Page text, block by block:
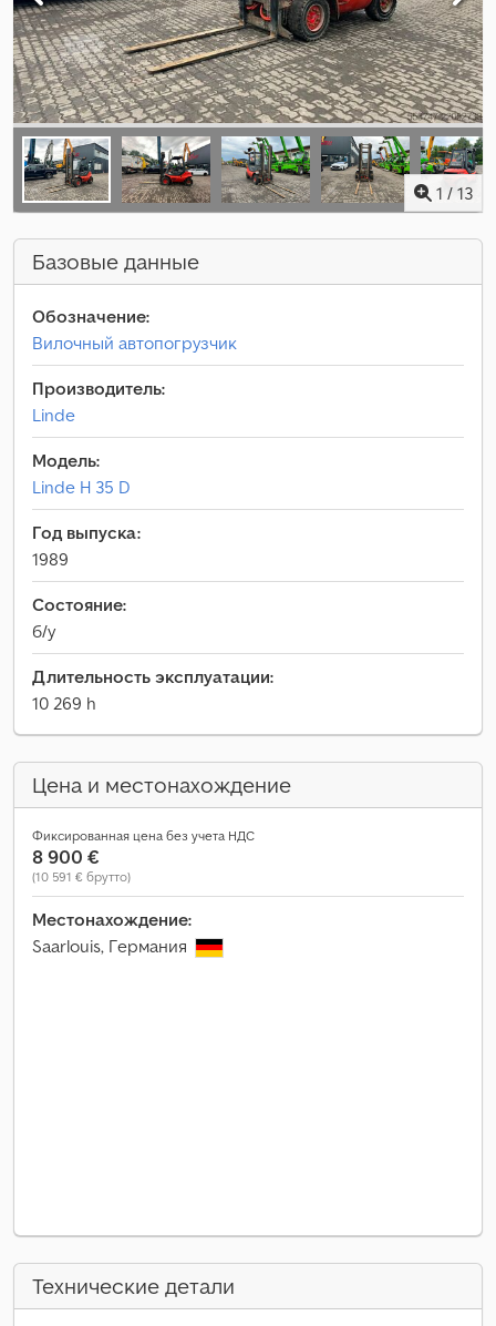
1 / 13
Базовые данные
Обозначение:
Вилочный автопогрузчик
Производитель:
Linde
Модель:
Linde H 35 D
Год выпуска:
1989
Состояние:
б/у
Длительность эксплуатации:
10 269 h
Цена и местонахождение
Фиксированная цена без учета НДС
8 900 €
(10 591 € брутто)
Местонахождение:
Saarlouis, Германия
Технические детали